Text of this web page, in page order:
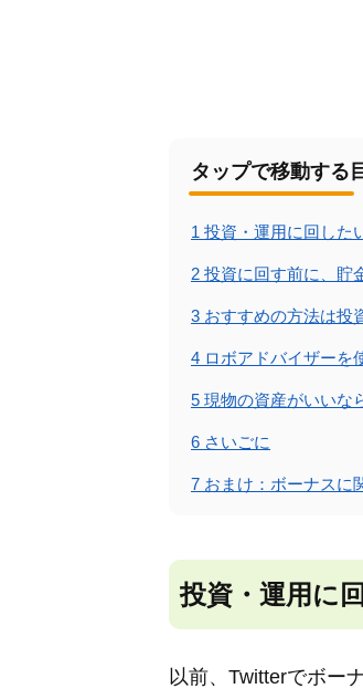
タップで移動する
1 投資・運用に回した
2 投資に回す前に、貯
3 おすすめの方法は投
4 ロボアドバイザーを
5 現物の資産がいいな
6 さいごに
7 おまけ：ボーナスに
投資・運用に
以前、Twitterでボー